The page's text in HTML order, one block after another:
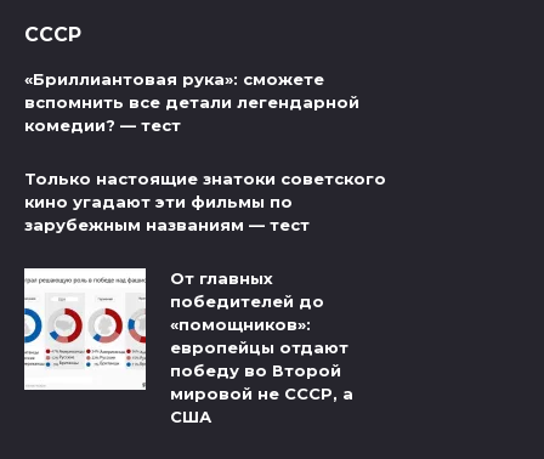
СССР
«Бриллиантовая рука»: сможете
вспомнить все детали легендарной
комедии? — тест
Только настоящие знатоки советского
кино угадают эти фильмы по
зарубежным названиям — тест
От главных
победителей до
«помощников»:
европейцы отдают
победу во Второй
мировой не СССР, а
США